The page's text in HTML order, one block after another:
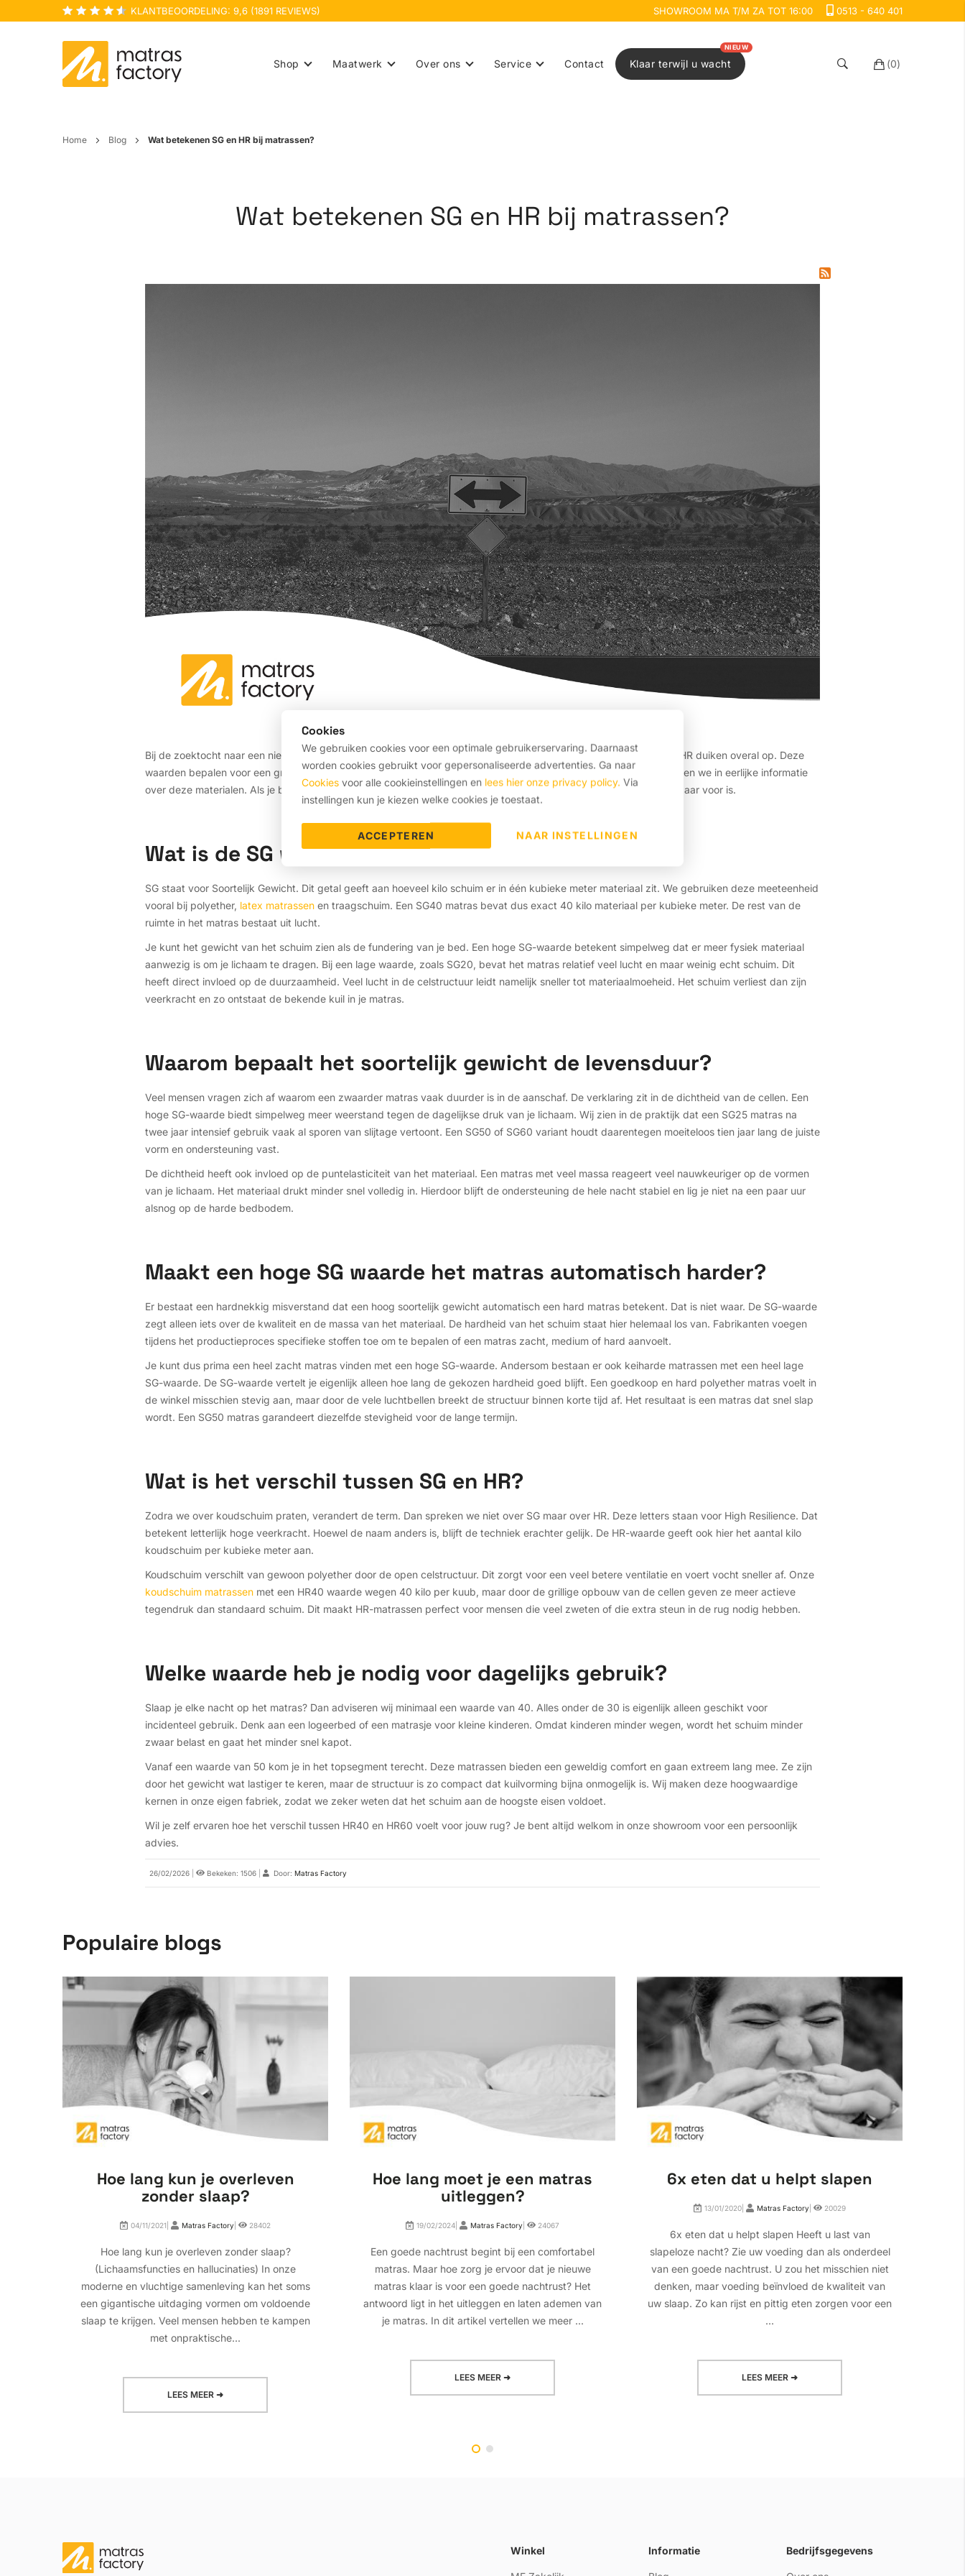
Cookies
We gebruiken cookies voor een optimale gebruikerservaring. Daarnaast
worden cookies gebruikt voor gepersonaliseerde advertenties. Ga naar
Cookies voor alle cookieinstellingen en lees hier onze privacy policy. Via
instellingen kun je kiezen welke cookies je toestaat.
ACCEPTEREN NAAR INSTELLINGEN
KLANTBEOORDELING: 9,6 (1891 REVIEWS) SHOWROOM MA T/M ZA TOT 16:00 0513 - 640 401
Shop Maatwerk Over ons Service Contact Klaar terwijl u wacht
NIEUW
(0)
Home Blog Wat betekenen SG en HR bij matrassen?
Wat betekenen SG en HR bij matrassen?
Bij de zoektocht naar een nieuw matras vliegen de technische termen je om de oren. Vooral de afkortingen SG en HR duiken overal op. Deze
waarden bepalen voor een groot deel hoe lekker je slaapt en hoe lang je matras meegaat. Bij Matras Factory geloven we in eerlijke informatie
over deze materialen. Als je begrijpt wat deze cijfers betekenen, maak je een keuze waar je rug je jarenlang dankbaar voor is.
Wat is de SG waarde van een matras precies?
SG staat voor Soortelijk Gewicht. Dit getal geeft aan hoeveel kilo schuim er in één kubieke meter materiaal zit. We gebruiken deze meeteenheid
vooral bij polyether, latex matrassen en traagschuim. Een SG40 matras bevat dus exact 40 kilo materiaal per kubieke meter. De rest van de
ruimte in het matras bestaat uit lucht.
Je kunt het gewicht van het schuim zien als de fundering van je bed. Een hoge SG-waarde betekent simpelweg dat er meer fysiek materiaal
aanwezig is om je lichaam te dragen. Bij een lage waarde, zoals SG20, bevat het matras relatief veel lucht en maar weinig echt schuim. Dit
heeft direct invloed op de duurzaamheid. Veel lucht in de celstructuur leidt namelijk sneller tot materiaalmoeheid. Het schuim verliest dan zijn
veerkracht en zo ontstaat de bekende kuil in je matras.
Waarom bepaalt het soortelijk gewicht de levensduur?
Veel mensen vragen zich af waarom een zwaarder matras vaak duurder is in de aanschaf. De verklaring zit in de dichtheid van de cellen. Een
hoge SG-waarde biedt simpelweg meer weerstand tegen de dagelijkse druk van je lichaam. Wij zien in de praktijk dat een SG25 matras na
twee jaar intensief gebruik vaak al sporen van slijtage vertoont. Een SG50 of SG60 variant houdt daarentegen moeiteloos tien jaar lang de juiste
vorm en ondersteuning vast.
De dichtheid heeft ook invloed op de puntelasticiteit van het materiaal. Een matras met veel massa reageert veel nauwkeuriger op de vormen
van je lichaam. Het materiaal drukt minder snel volledig in. Hierdoor blijft de ondersteuning de hele nacht stabiel en lig je niet na een paar uur
alsnog op de harde bedbodem.
Maakt een hoge SG waarde het matras automatisch harder?
Er bestaat een hardnekkig misverstand dat een hoog soortelijk gewicht automatisch een hard matras betekent. Dat is niet waar. De SG-waarde
zegt alleen iets over de kwaliteit en de massa van het materiaal. De hardheid van het schuim staat hier helemaal los van. Fabrikanten voegen
tijdens het productieproces specifieke stoffen toe om te bepalen of een matras zacht, medium of hard aanvoelt.
Je kunt dus prima een heel zacht matras vinden met een hoge SG-waarde. Andersom bestaan er ook keiharde matrassen met een heel lage
SG-waarde. De SG-waarde vertelt je eigenlijk alleen hoe lang de gekozen hardheid goed blijft. Een goedkoop en hard polyether matras voelt in
de winkel misschien stevig aan, maar door de vele luchtbellen breekt de structuur binnen korte tijd af. Het resultaat is een matras dat snel slap
wordt. Een SG50 matras garandeert diezelfde stevigheid voor de lange termijn.
Wat is het verschil tussen SG en HR?
Zodra we over koudschuim praten, verandert de term. Dan spreken we niet over SG maar over HR. Deze letters staan voor High Resilience. Dat
betekent letterlijk hoge veerkracht. Hoewel de naam anders is, blijft de techniek erachter gelijk. De HR-waarde geeft ook hier het aantal kilo
koudschuim per kubieke meter aan.
Koudschuim verschilt van gewoon polyether door de open celstructuur. Dit zorgt voor een veel betere ventilatie en voert vocht sneller af. Onze
koudschuim matrassen met een HR40 waarde wegen 40 kilo per kuub, maar door de grillige opbouw van de cellen geven ze meer actieve
tegendruk dan standaard schuim. Dit maakt HR-matrassen perfect voor mensen die veel zweten of die extra steun in de rug nodig hebben.
Welke waarde heb je nodig voor dagelijks gebruik?
Slaap je elke nacht op het matras? Dan adviseren wij minimaal een waarde van 40. Alles onder de 30 is eigenlijk alleen geschikt voor
incidenteel gebruik. Denk aan een logeerbed of een matrasje voor kleine kinderen. Omdat kinderen minder wegen, wordt het schuim minder
zwaar belast en gaat het minder snel kapot.
Vanaf een waarde van 50 kom je in het topsegment terecht. Deze matrassen bieden een geweldig comfort en gaan extreem lang mee. Ze zijn
door het gewicht wat lastiger te keren, maar de structuur is zo compact dat kuilvorming bijna onmogelijk is. Wij maken deze hoogwaardige
kernen in onze eigen fabriek, zodat we zeker weten dat het schuim aan de hoogste eisen voldoet.
Wil je zelf ervaren hoe het verschil tussen HR40 en HR60 voelt voor jouw rug? Je bent altijd welkom in onze showroom voor een persoonlijk
advies.
26/02/2026 Bekeken: 1506 Door: Matras Factory
Populaire blogs
Hoe lang kun je overleven
zonder slaap?
04/11/2021| Matras Factory 28402
Hoe lang kun je overleven zonder slaap?
(Lichaamsfuncties en hallucinaties) In onze
moderne en vluchtige samenleving kan het soms
een gigantische uitdaging vormen om voldoende
slaap te krijgen. Veel mensen hebben te kampen
met onpraktische...
LEES MEER ➜
Hoe lang moet je een matras
uitleggen?
19/02/2024| Matras Factory 24067
Een goede nachtrust begint bij een comfortabel
matras. Maar hoe zorg je ervoor dat je nieuwe
matras klaar is voor een goede nachtrust? Het
antwoord ligt in het uitleggen en laten ademen van
je matras. In dit artikel vertellen we meer ...
LEES MEER ➜
6x eten dat u helpt slapen
13/01/2020| Matras Factory 20029
6x eten dat u helpt slapen Heeft u last van
slapeloze nacht? Zie uw voeding dan als onderdeel
van een goede nachtrust. U zou het misschien niet
denken, maar voeding beïnvloed de kwaliteit van
uw slaap. Zo kan rijst en pittig eten zorgen voor een
...
LEES MEER ➜
Winkel Informatie Bedrijfsgegevens